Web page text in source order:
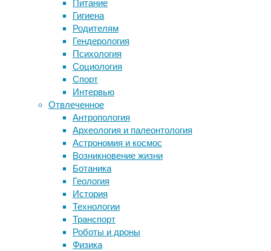
Питание
Гигиена
Родителям
Гендерология
Психология
Социология
Спорт
Интервью
Отвлеченное
Антропология
Археология и палеонтология
Астрономия и космос
Возникновение жизни
Ботаника
Геология
История
Технологии
Транспорт
Роботы и дроны
Физика
помощью
фМРТ
технологии
слежения
за
движением
глаз
(айтрекинга)
установили,
насколько
степень
активации
различных
зон
мозга
зависит
от
объекта
Метки
ДНК бактерии биология
биотехнология
генетика дети
здоровье знания
инструменты и методы
исследования